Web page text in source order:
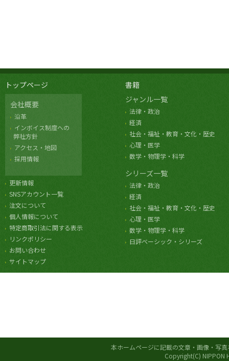
トップページ
会社概要
沿革
インボイス制度への
弊社方針
アクセス・地図
採用情報
更新情報
SNSアカウント一覧
注文について
個人情報について
特定商取引法に関する表示
リンクポリシー
お問い合わせ
サイトマップ
書籍
ジャンル一覧
法律・政治
経済
社会・福祉・教育・文化・歴史
心理・医学
数学・物理学・科学
シリーズ一覧
法律・政治
経済
社会・福祉・教育・文化・歴史
心理・医学
数学・物理学・科学
日評ベーシック・シリーズ
本ホームページに記載の文章・画像・写
Copyright(C) NIPPON